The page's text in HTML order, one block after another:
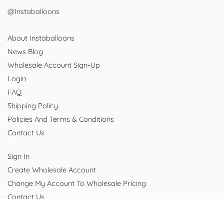
@instaballoons
About Instaballoons
News Blog
Wholesale Account Sign-Up
Login
FAQ
Shipping Policy
Policies And Terms & Conditions
Contact Us
Sign In
Create Wholesale Account
Change My Account To Wholesale Pricing
Contact Us